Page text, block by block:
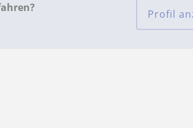
Profil